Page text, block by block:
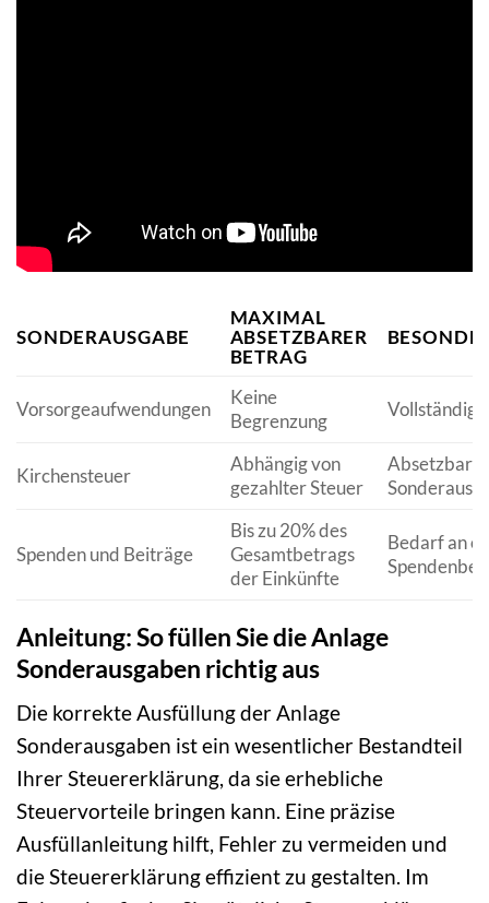
SONDERAUSGABE
MAXIMAL
ABSETZBARER
BETRAG
Vorsorgeaufwendungen
Keine
Begrenzung
Vollständig
Kirchensteuer
Abhängig von
gezahlter Steuer
Spenden und Beiträge
Bis zu 20% des
Gesamtbetrags
der Einkünfte
Bedarf an
Anleitung: So füllen Sie die Anlage
Sonderausgaben richtig aus
Die korrekte Ausfüllung der Anlage
Sonderausgaben ist ein wesentlicher Bestandteil
Ihrer Steuererklärung, da sie erhebliche
Steuervorteile bringen kann. Eine präzise
Ausfüllanleitung hilft, Fehler zu vermeiden und
die Steuererklärung effizient zu gestalten. Im